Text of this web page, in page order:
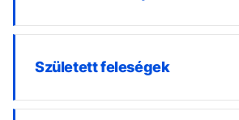
Született feleségek